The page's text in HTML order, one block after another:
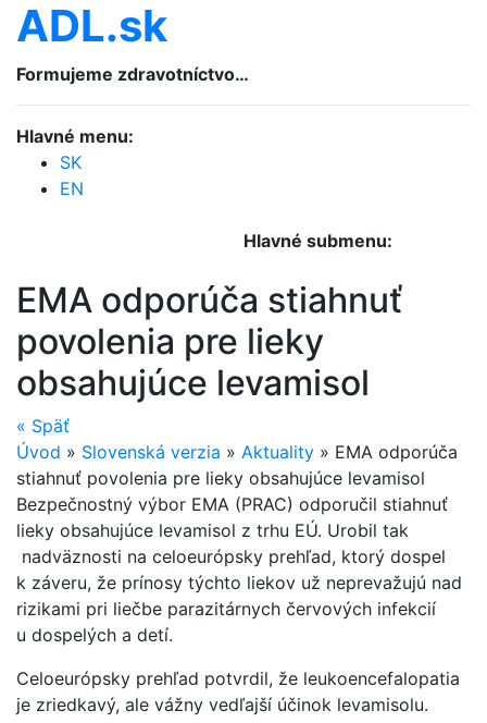
ADL.sk
Formujeme zdravotníctvo…
Hlavné menu:
SK
EN
Hlavné submenu:
EMA odporúča stiahnuť
povolenia pre lieky
obsahujúce levamisol
« Späť
Úvod » Slovenská verzia » Aktuality » EMA odporúča
stiahnuť povolenia pre lieky obsahujúce levamisol
Bezpečnostný výbor EMA (PRAC) odporučil stiahnuť
lieky obsahujúce levamisol z trhu EÚ. Urobil tak
nadväznosti na celoeurópsky prehľad, ktorý dospel
k záveru, že prínosy týchto liekov už neprevažujú nad
rizikami pri liečbe parazitárnych červových infekcií
u dospelých a detí.
Celoeurópsky prehľad potvrdil, že leukoencefalopatia
je zriedkavý, ale vážny vedľajší účinok levamisolu.